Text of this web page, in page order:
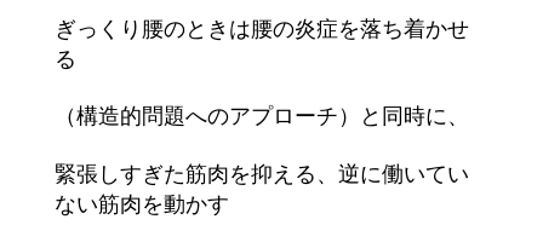
ぎっくり腰のときは腰の炎症を落ち着かせ
る
（構造的問題へのアプローチ）と同時に、
緊張しすぎた筋肉を抑える、逆に働いてい
ない筋肉を動かす